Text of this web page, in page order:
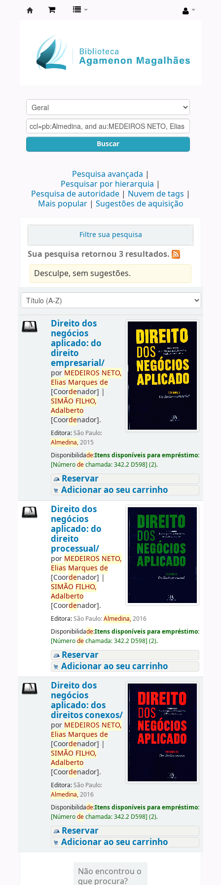
Agamenon
Magalhães
Buscar
Pesquisa avançada
Pesquisar por hierarquia
Pesquisa de autoridade
Nuvem de tags
Mais popular
Sugestões de aquisição
Filtre sua pesquisa
Sua pesquisa retornou 3 resultados.
Desculpe, sem sugestões.
Direito dos
negócios
aplicado: do
direito
empresarial/
por MEDEIROS NETO,
Elias Marques de
[Coordenador] |
SIMÃO FILHO,
Adalberto
[Coordenador].
Editora:São Paulo:
Almedina,2015
Disponibilidade:Itens disponíveis para empréstimo:
[Númerodechamada:342.2 D598] (2).
Reservar
Adicionar ao seu carrinho
Direito dos
negócios
aplicado: do
direito
processual/
por MEDEIROS NETO,
Elias Marques de
[Coordenador] |
SIMÃO FILHO,
Adalberto
[Coordenador].
Editora:São Paulo:Almedina,2016
Disponibilidade:Itens disponíveis para empréstimo:
[Númerodechamada:342.2 D598] (2).
Reservar
Adicionar ao seu carrinho
Direito dos
negócios
aplicado: dos
direitos conexos/
por MEDEIROS NETO,
Elias Marques de
[Coordenador] |
SIMÃO FILHO,
Adalberto
[Coordenador].
Editora:São Paulo:
Almedina,2016
Disponibilidade:Itens disponíveis para empréstimo:
[Númerodechamada:342.2 D598] (2).
Reservar
Adicionar ao seu carrinho
Não encontrou o
que procura?